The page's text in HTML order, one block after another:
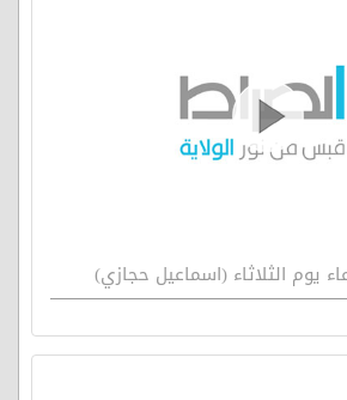
يوم الثلاثاء (اسماعيل حجازي)